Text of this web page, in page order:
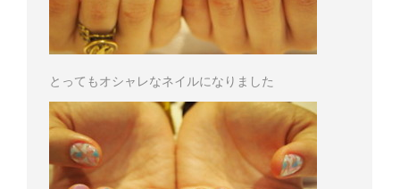
とってもオシャレなネイルになりました